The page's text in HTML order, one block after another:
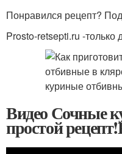
Понравился рецепт?
Prosto-retsepti.ru -только
Видео Сочные
простой